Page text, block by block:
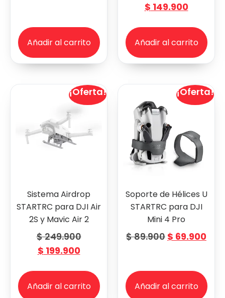
Añadir al carrito
$ 149.900
Añadir al carrito
¡Oferta!
Sistema Airdrop
STARTRC para DJI Air
2S y Mavic Air 2
$249.900
$ 199.900
Añadir al carrito
¡Oferta!
Soporte de Hélices U
STARTRC para DJI
Mini 4 Pro
$89.900 $ 69.900
Añadir al carrito